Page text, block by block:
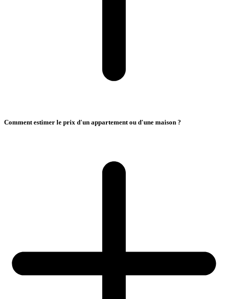
Comment estimer le prix d'un appartement ou d'une maison ?